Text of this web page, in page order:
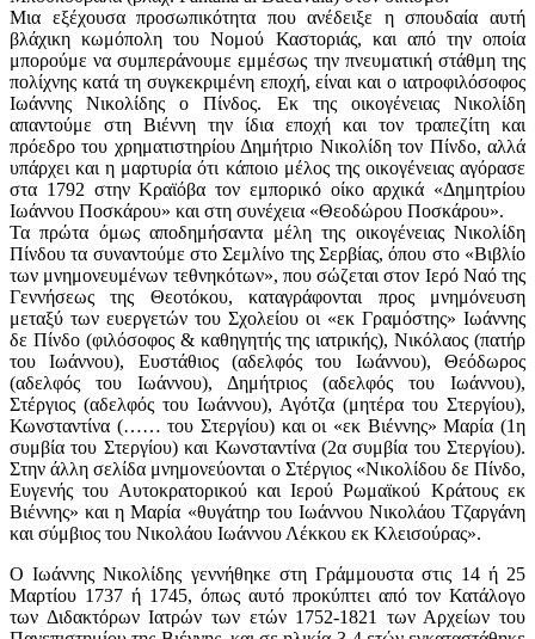
Μια εξέχουσα προσωπικότητα που ανέδειξε η σπουδαία αυτή
βλάχικη κωμόπολη του Νομού Καστοριάς, και από την οποία
μπορούμε να συμπεράνουμε εμμέσως την πνευματική στάθμη της
πολίχνης κατά τη συγκεκριμένη εποχή, είναι και ο ιατροφιλόσοφος
Ιωάννης Νικολίδης ο Πίνδος. Εκ της οικογένειας Νικολίδη
απαντούμε στη Βιέννη την ίδια εποχή και τον τραπεζίτη και
πρόεδρο του χρηματιστηρίου Δημήτριο Νικολίδη τον Πίνδο, αλλά
υπάρχει και η μαρτυρία ότι κάποιο μέλος της οικογένειας αγόρασε
στα 1792 στην Κραϊόβα τον εμπορικό οίκο αρχικά «Δημητρίου
Ιωάννου Ποσκάρου» και στη συνέχεια «Θεοδώρου Ποσκάρου».
Τα πρώτα όμως αποδημήσαντα μέλη της οικογένειας Νικολίδη
Πίνδου τα συναντούμε στο Σεμλίνο της Σερβίας, όπου στο «Βιβλίο
των μνημονευμένων τεθνηκότων», που σώζεται στον Ιερό Ναό της
Γεννήσεως της Θεοτόκου, καταγράφονται προς μνημόνευση
μεταξύ των ευεργετών του Σχολείου οι «εκ Γραμόστης» Ιωάννης
δε Πίνδο (φιλόσοφος & καθηγητής της ιατρικής), Νικόλαος (πατήρ
του Ιωάννου), Ευστάθιος (αδελφός του Ιωάννου), Θεόδωρος
(αδελφός του Ιωάννου), Δημήτριος (αδελφός του Ιωάννου),
Στέργιος (αδελφός του Ιωάννου), Αγότζα (μητέρα του Στεργίου),
Κωνσταντίνα (…… του Στεργίου) και οι «εκ Βιέννης» Μαρία (1η
συμβία του Στεργίου) και Κωνσταντίνα (2α συμβία του Στεργίου).
Στην άλλη σελίδα μνημονεύονται ο Στέργιος «Νικολίδου δε Πίνδο,
Ευγενής του Αυτοκρατορικού και Ιερού Ρωμαϊκού Κράτους εκ
Βιέννης» και η Μαρία «θυγάτηρ του Ιωάννου Νικολάου Τζαργάνη
και σύμβιος του Νικολάου Ιωάννου Λέκκου εκ Κλεισούρας».
Ο Ιωάννης Νικολίδης γεννήθηκε στη Γράμμουστα στις 14 ή 25
Μαρτίου 1737 ή 1745, όπως αυτό προκύπτει από τον Κατάλογο
των Διδακτόρων Ιατρών των ετών 1752-1821 των Αρχείων του